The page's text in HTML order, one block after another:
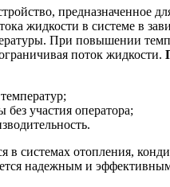
предназначенное
жидкости в системе в
При повышении
поток жидкости.
участия оператора;
системах отопления,
надежным и